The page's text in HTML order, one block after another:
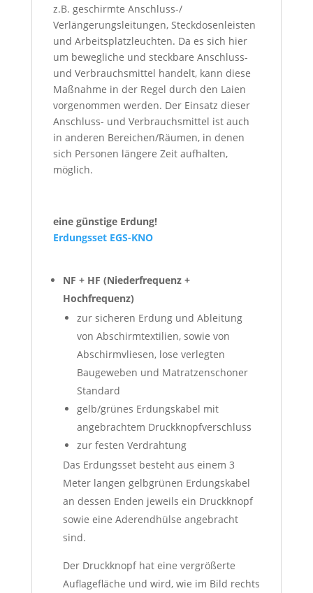
z.B. geschirmte Anschluss-/
Verlängerungsleitungen, Steckdosenleisten
und Arbeitsplatzleuchten. Da es sich hier
um bewegliche und steckbare Anschluss-
und Verbrauchsmittel handelt, kann diese
Maßnahme in der Regel durch den Laien
vorgenommen werden. Der Einsatz dieser
Anschluss- und Verbrauchsmittel ist auch
in anderen Bereichen/Räumen, in denen
sich Personen längere Zeit aufhalten,
möglich.
eine günstige Erdung!
Erdungsset EGS-KNO
NF + HF (Niederfrequenz +
Hochfrequenz)
zur sicheren Erdung und Ableitung
von Abschirmtextilien, sowie von
Abschirmvliesen, lose verlegten
Baugeweben und Matratzenschoner
Standard
gelb/grünes Erdungskabel mit
angebrachtem Druckknopfverschluss
zur festen Verdrahtung
Das Erdungsset besteht aus einem 3
Meter langen gelbgrünen Erdungskabel
an dessen Enden jeweils ein Druckknopf
sowie eine Aderendhülse angebracht
sind.
Der Druckknopf hat eine vergrößerte
Auflagefläche und wird, wie im Bild rechts